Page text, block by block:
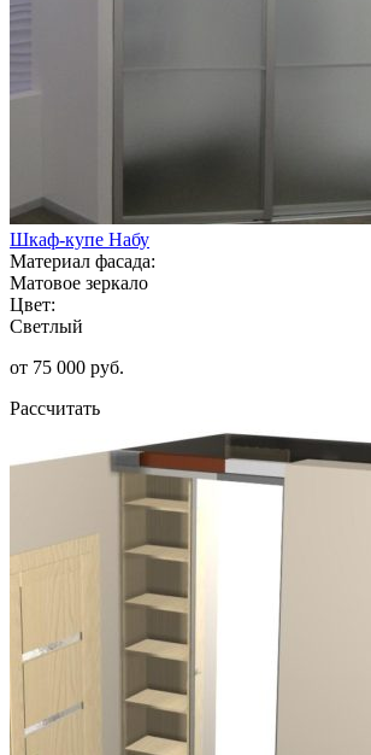
Шкаф-купе Набу
Материал фасада:
Матовое зеркало
Цвет:
Светлый
от 75 000 руб.
Рассчитать